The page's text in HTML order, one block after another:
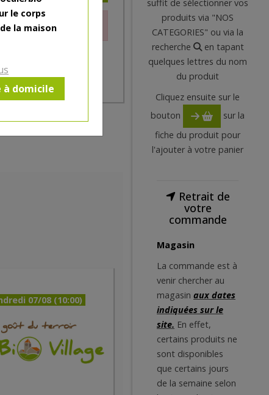
le corps
la maison
à domicile
07/08 (10:00)
suffit de sélectionner vos
produits via "NOS
CATEGORIES" ou via la
recherche
en tapant
quelques lettres du nom
du produit
Cliquez ensuite sur le
bouton
sur la
fiche du produit pour
l'ajouter à votre panier
Retrait de
votre
commande
Magasin
La commande est à
venir chercher au
magasin aux dates
indiquées sur le
site. En effet,
certains produits ne
sont disponibles
que certains jours
de la semaine selon